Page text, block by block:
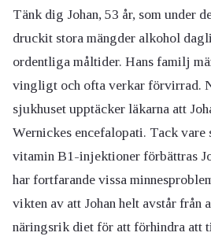
Tänk dig Johan, 53 år, som under
druckit stora mängder alkohol
ordentliga måltider. Hans familj
vingligt och ofta verkar förvirrad.
sjukhuset upptäcker läkarna att
Wernickes encefalopati. Tack vare
vitamin B1-injektioner förbättras
har fortfarande vissa
vikten av att Johan helt avstår från
näringsrik diet för att förhindra att